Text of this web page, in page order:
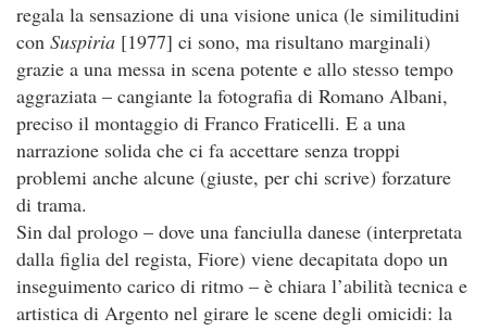
regala la sensazione di una visione unica (le similitudini
con Suspiria [1977] ci sono, ma risultano marginali)
grazie a una messa in scena potente e allo stesso tempo
aggraziata – cangiante la fotografia di Romano Albani,
preciso il montaggio di Franco Fraticelli. E a una
narrazione solida che ci fa accettare senza troppi
problemi anche alcune (giuste, per chi scrive) forzature
di trama.
Sin dal prologo – dove una fanciulla danese (interpretata
dalla figlia del regista, Fiore) viene decapitata dopo un
inseguimento carico di ritmo – è chiara l’abilità tecnica e
artistica di Argento nel girare le scene degli omicidi: la